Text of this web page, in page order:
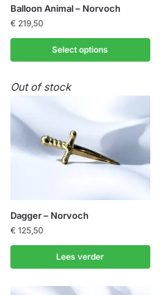
Balloon Animal – Norvoch
€ 219,50
Select options
Out of stock
Dagger – Norvoch
€ 125,50
Lees verder